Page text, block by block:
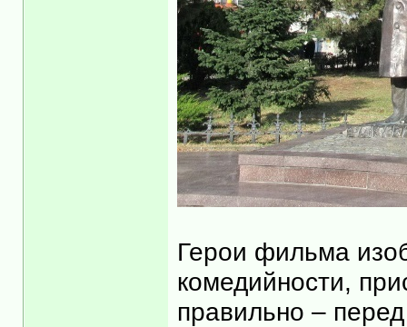
Герои фильма
комедийности,
правильно –